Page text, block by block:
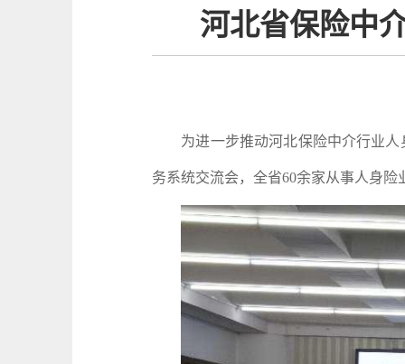
河北省保险中
为进一步推动河北保险中介行业人
务系统交流会，全省60余家从事人身